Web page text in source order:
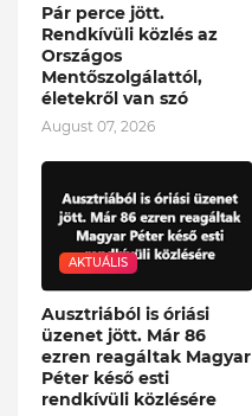
Pár perce jött.
Rendkívüli közlés az
Országos
Mentőszolgálattól,
életekről van szó
August 07, 2026
AKTUÁLIS
Ausztriából is óriási
üzenet jött. Már 86
ezren reagáltak Magyar
Péter késő esti
rendkívüli közlésére